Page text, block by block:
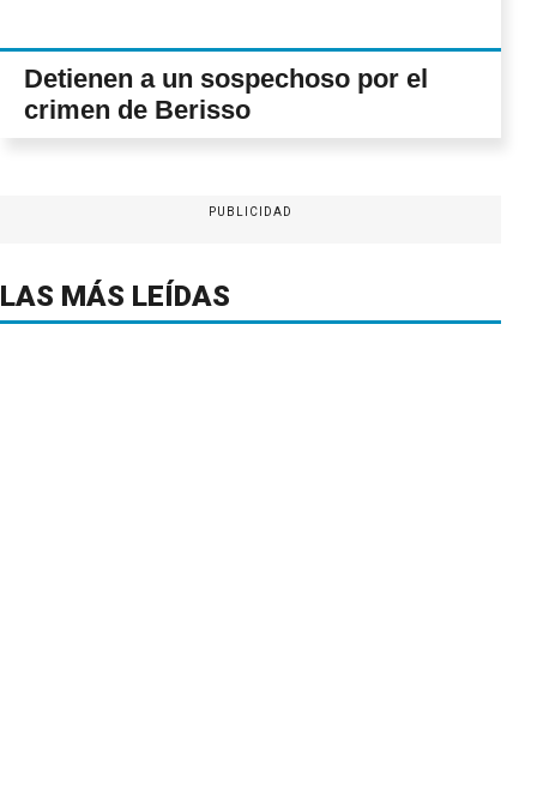
Detienen a un sospechoso por el
crimen de Berisso
PUBLICIDAD
LAS MÁS LEÍDAS